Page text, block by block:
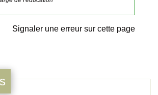
Signaler une erreur sur cette page